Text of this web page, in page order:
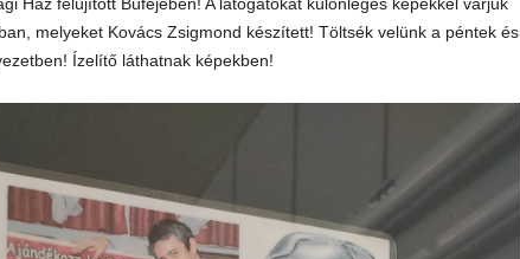
melyeket Kovács Zsigmond készített! Töltsék velünk a péntek és
Ízelítő láthatnak képekben!